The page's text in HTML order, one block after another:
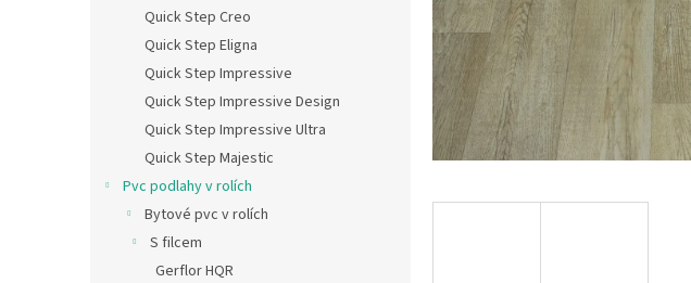
Quick Step Creo
Quick Step Eligna
Quick Step Impressive
Quick Step Impressive Design
Quick Step Impressive Ultra
Quick Step Majestic
Pvc podlahy v rolích
Bytové pvc v rolích
S filcem
Gerflor HQR